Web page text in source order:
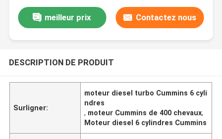
meilleur prix Contactez nous
DESCRIPTION DE PRODUIT
Surligner:
moteur diesel turbo Cummins 6 cyli
ndres
, moteur Cummins de 400 chevaux,
Moteur diesel 6 cylindres Cummins